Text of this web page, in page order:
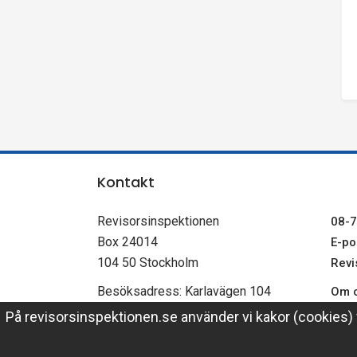
På revisorsinspektionen.se använder vi kakor
Kontakt
Revisorsinspektionen
Box 24014
104 50 Stockholm
Besöksadress: Karlavägen 104
PEPPOL-id: 0007-2021004805
08-
E-
Om
Om